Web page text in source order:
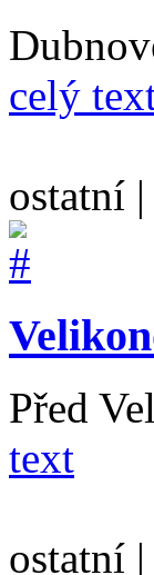
celý
ostatní |
Před
text
ostatní |